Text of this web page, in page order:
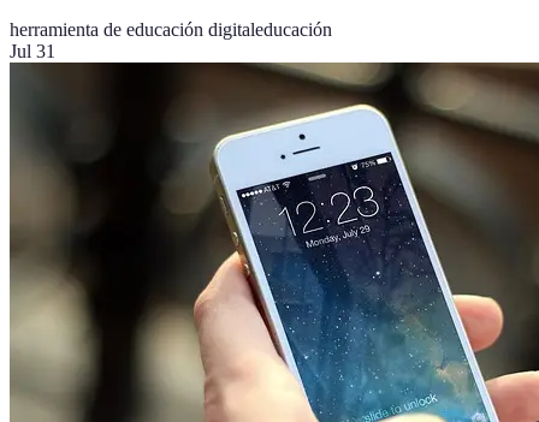
herramienta de educación digitaleducación
Jul 31